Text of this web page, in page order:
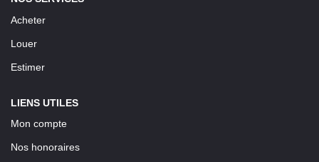
Acheter
Louer
Estimer
LIENS UTILES
Mon compte
Nos honoraires